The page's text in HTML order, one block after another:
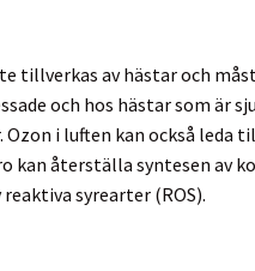
tillverkas av hästar och
och hos hästar som är
i luften kan också leda
kan återställa syntesen av
syrearter (ROS).